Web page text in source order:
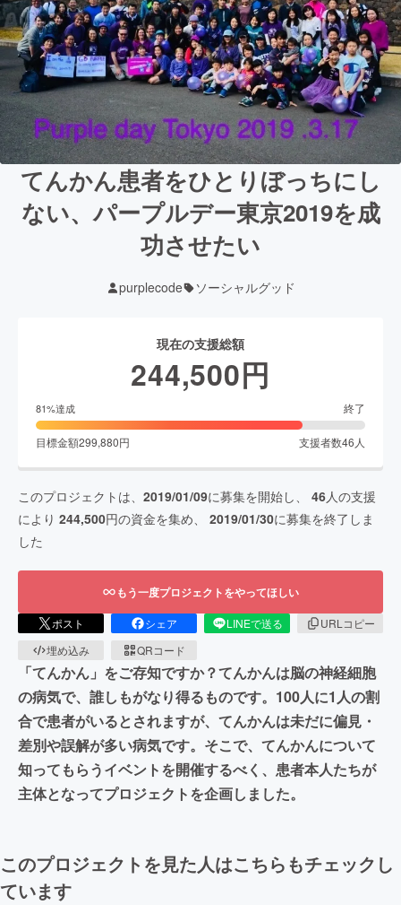
てんかん患者をひとりぼっちにし
ない、パープルデー東京2019を成
功させたい
purplecode ソーシャルグッド
現在の支援総額
244,500円
81%達成 終了
目標金額299,880円 支援者数46 人
このプロジェクトは、 2019/01/09に募集を開始し、 46人の支援
により 244,500円の資金を集め、 2019/01/30に募集を終了しま
した
もう一度プロジェクトをやってほしい
ポスト シェア LINEで送る
URLコピー
埋め込み
QRコード
「てんかん」をご存知ですか？てんかんは脳の神経細胞
の病気で、誰しもがなり得るものです。100人に1人の割
合で患者がいるとされますが、てんかんは未だに偏見・
差別や誤解が多い病気です。そこで、てんかんについて
知ってもらうイベントを開催するべく、患者本人たちが
主体となってプロジェクトを企画しました。
このプロジェクトを見た人はこちらもチェックし
ています